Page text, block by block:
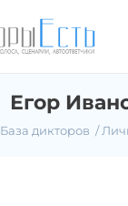
Егор
База дикторов